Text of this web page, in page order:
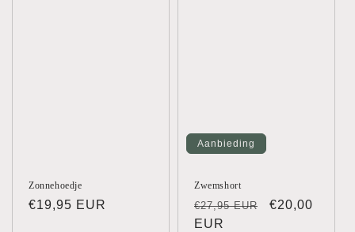
Zonnehoedje
Normale
€19,95 EUR
Aanbieding
Zwemshort
Normale
prijs
€27,95 EUR
€20,00
EUR